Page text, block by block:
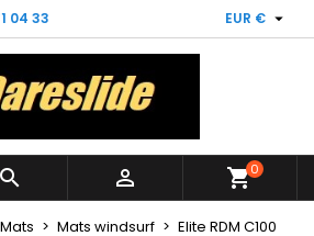
04 33 EUR € 
  shopping_cart0
Mats Mats windsurf
Elite RDM C100
×
d'envies ×
×
pour ajouter des produits
Annuler Connexion